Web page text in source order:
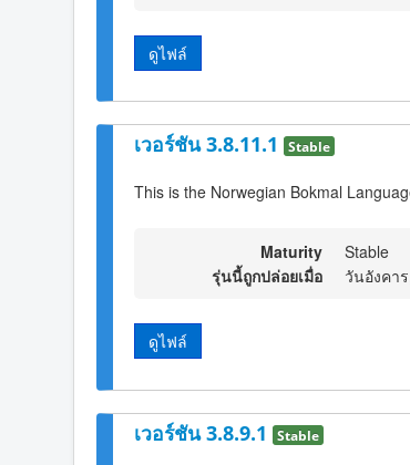
ดูไฟล์
เวอร์ชัน 3.8.11.1 Stable
This is the Norwegian Bokmal
Maturity
Stable
รุ่นนี้ถูกปล่อยเมื่อ
วันอังคา
ดูไฟล์
เวอร์ชัน 3.8.9.1 Stable